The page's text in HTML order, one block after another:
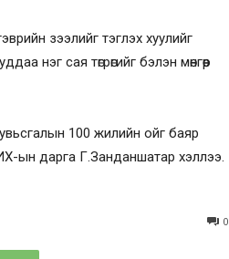
зээлийг тэглэх хуулийг
нэг сая төгрөгийг бэлэн мөнгөөр
100 жилийн ойг баяр
ын дарга Г.Занданшатар хэллээ.
0